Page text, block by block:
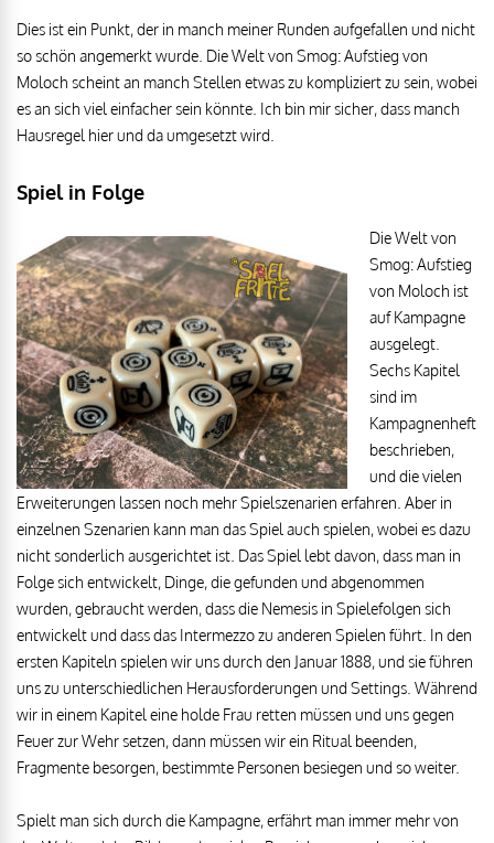
Dies ist ein Punkt, der in manch meiner Runden aufgefallen und nicht
so schön angemerkt wurde. Die Welt von Smog: Aufstieg von
Moloch scheint an manch Stellen etwas zu kompliziert zu sein, wobei
es an sich viel einfacher sein könnte. Ich bin mir sicher, dass manch
Hausregel hier und da umgesetzt wird.
Spiel in Folge
Die Welt von
Smog: Aufstieg
von Moloch ist
auf Kampagne
ausgelegt.
Sechs Kapitel
sind im
Kampagnenheft
beschrieben,
und die vielen
Erweiterungen lassen noch mehr Spielszenarien erfahren. Aber in
einzelnen Szenarien kann man das Spiel auch spielen, wobei es dazu
nicht sonderlich ausgerichtet ist. Das Spiel lebt davon, dass man in
Folge sich entwickelt, Dinge, die gefunden und abgenommen
wurden, gebraucht werden, dass die Nemesis in Spielefolgen sich
entwickelt und dass das Intermezzo zu anderen Spielen führt. In den
ersten Kapiteln spielen wir uns durch den Januar 1888, und sie führen
uns zu unterschiedlichen Herausforderungen und Settings. Während
wir in einem Kapitel eine holde Frau retten müssen und uns gegen
Feuer zur Wehr setzen, dann müssen wir ein Ritual beenden,
Fragmente besorgen, bestimmte Personen besiegen und so weiter.
Spielt man sich durch die Kampagne, erfährt man immer mehr von